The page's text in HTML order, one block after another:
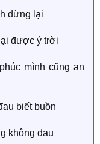
dừng lại
được ý trời
mình cũng an
biết buồn
không đau